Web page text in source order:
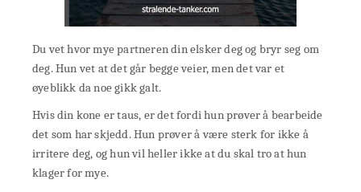
Du vet hvor mye partneren din elsker deg og bryr seg om
deg. Hun vet at det går begge veier, men det var et
øyeblikk da noe gikk galt.
Hvis din kone er taus, er det fordi hun prøver å bearbeide
det som har skjedd. Hun prøver å være sterk for ikke å
irritere deg, og hun vil heller ikke at du skal tro at hun
klager for mye.